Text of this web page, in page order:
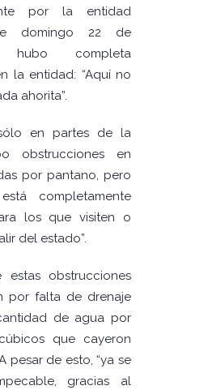
por la entidad
domingo 22 de
hubo completa
la entidad: “Aquí no
ahorita”.
en partes de la
obstrucciones en
por pantano, pero
completamente
los que visiten o
del estado”.
estas obstrucciones
por falta de drenaje
de agua por
que cayeron
pesar de esto, “ya se
gracias al